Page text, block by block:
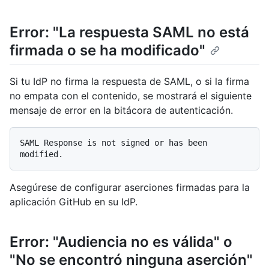
Error: "La respuesta SAML no está
firmada o se ha modificado"
Si tu IdP no firma la respuesta de SAML, o si la firma
no empata con el contenido, se mostrará el siguiente
mensaje de error en la bitácora de autenticación.
SAML Response is not signed or has been
Asegúrese de configurar aserciones firmadas para la
aplicación GitHub en su IdP.
Error: "Audiencia no es válida" o
"No se encontró ninguna aserción"